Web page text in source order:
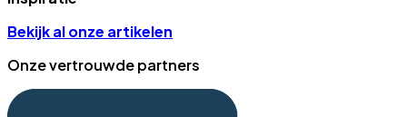
Bekijk al onze artikelen
Onze vertrouwde partners